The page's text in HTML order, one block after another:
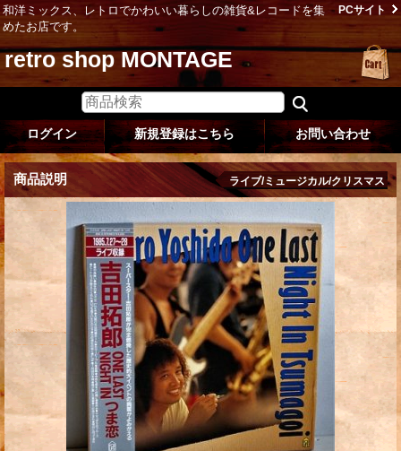
和洋ミックス、レトロでかわいい暮らしの雑貨&レコードを集
めたお店です。
PCサイト
retro shop MONTAGE
ログイン 新規登録はこちら お問い合わせ
商品説明 ライブ/ミュージカル/クリスマス